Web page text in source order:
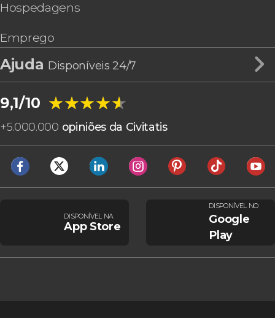
Hospedagens
Emprego
Ajuda Disponíveis 24/7
9,1/10 ★★★★★
★★★★★
+5.000.000 opiniões da Civitatis
DISPONÍVEL NA
App Store
DISPONÍVEL NO
Google
Play